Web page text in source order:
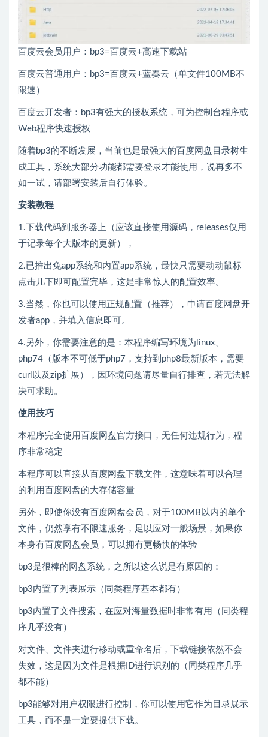
百度云会员用户：bp3=百度云+高速下载站
百度云普通用户：bp3=百度云+蓝奏云（单文件100MB不
限速）
百度云开发者：bp3有强大的授权系统，可为控制台程序或
Web程序快速授权
随着bp3的不断发展，当前也是最强大的百度网盘目录树生
成工具，系统大部分功能都需要登录才能使用，说再多不
如一试，请部署安装后自行体验。
安装教程
1.下载代码到服务器上（应该直接使用源码，releases仅用
于记录每个大版本的更新），
2.已推出免app系统和内置app系统，最快只需要动动鼠标
点击几下即可配置完毕，这是非常惊人的配置效率。
3.当然，你也可以使用正规配置（推荐），申请百度网盘开
发者app，并填入信息即可。
4.另外，你需要注意的是：本程序编写环境为linux、
php74（版本不可低于php7，支持到php8最新版本，需要
curl以及zip扩展），因环境问题请尽量自行排查，若无法解
决可求助。
使用技巧
本程序完全使用百度网盘官方接口，无任何违规行为，程
序非常稳定
本程序可以直接从百度网盘下载文件，这意味着可以合理
的利用百度网盘的大存储容量
另外，即使你没有百度网盘会员，对于100MB以内的单个
文件，仍然享有不限速服务，足以应对一般场景，如果你
本身有百度网盘会员，可以拥有更畅快的体验
bp3是很棒的网盘系统，之所以这么说是有原因的：
bp3内置了列表展示（同类程序基本都有）
bp3内置了文件搜索，在应对海量数据时非常有用（同类程
序几乎没有）
对文件、文件夹进行移动或重命名后，下载链接依然不会
失效，这是因为文件是根据ID进行识别的（同类程序几乎
都不能）
bp3能够对用户权限进行控制，你可以使用它作为目录展示
工具，而不是一定要提供下载。